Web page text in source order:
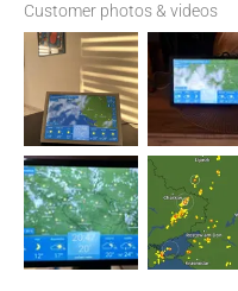
Customer photos & videos